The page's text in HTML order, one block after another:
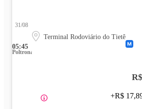
05:45
31/08
Terminal Rodoviário do Tietê
Poltrona
+R$